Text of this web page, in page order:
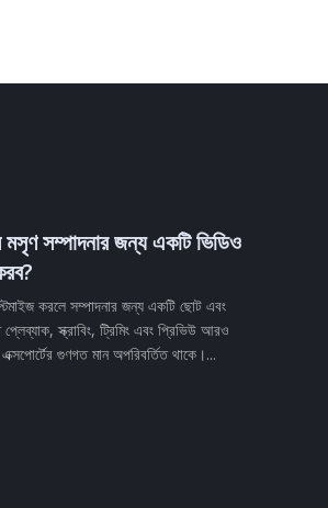
মসৃণ সম্পাদনার জন্য একটি ভিডিও
করলে সম্পাদনার জন্য একটি ছোট এবং
স্ক্রাবিং, ট্রিমিং এবং প্রিভিউ আরও
গুণগত মান অপরিবর্তিত থাকে।...